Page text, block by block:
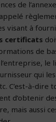
de
visant à
certificats
de
le
qui
C’est-à-dire
d’obtenir
mais aussi